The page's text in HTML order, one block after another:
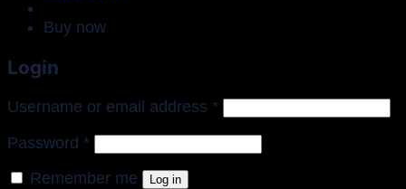
Buy now
Login
Username or email address *Required
Password *Required
Remember me Log in